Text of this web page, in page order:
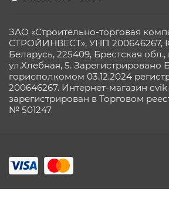
ЗАО «Строительно-торговая
СТРОЙИНВЕСТ», УНП 200646267,
Беларусь, 225409, Брестская обл.,
ул.Хлебная, 5. Зарегистрировано
горисполкомом 03.12.2024
200646267. Интернет-магазин
зарегистрирован в Торговом
№ 501247